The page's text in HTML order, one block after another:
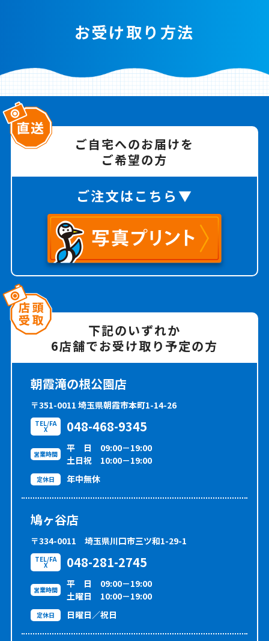
お受け取り方法
ご自宅へのお届けを
ご希望の方
ご注文はこちら
下記のいずれか
6店舗でお受け取り予定の方
朝霞滝の根公園店
〒351-0011埼玉県朝霞市本町1-14-26
TEL/FA
X 048-468-9345
営業時間
平 日 09:00－19:00
土日祝 10:00－19:00
定休日 年中無休
鳩ヶ谷店
〒334-0011埼玉県川口市三ツ和1-29-1
TEL/FA
X 048-281-2745
営業時間
平 日 09:00－19:00
土曜日 10:00－19:00
定休日 日曜日／祝日